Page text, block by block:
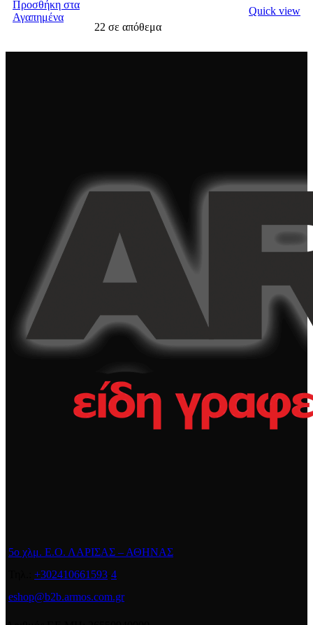
Προσθήκη στα
Αγαπημένα
22 σε απόθεμα
Quick view
5ο χλμ. Ε.Ο. ΛΑΡΙΣΑΣ – ΑΘΗΝΑΣ
+302410661593 4
eshop@b2b.armos.com.gr